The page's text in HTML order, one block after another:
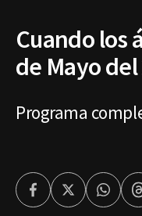
Cuando los
de Mayo del
Programa
FacebookTwitter